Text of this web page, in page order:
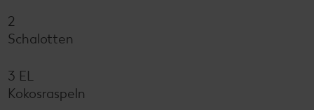
2
Schalotten
3 EL
Kokosraspeln